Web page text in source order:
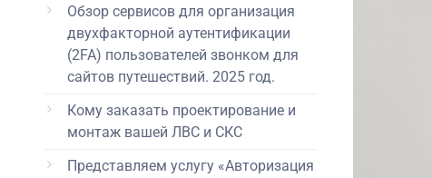
Обзор сервисов для организация
двухфакторной аутентификации
(2FA) пользователей звонком для
сайтов путешествий. 2025 год.
Кому заказать проектирование и
монтаж вашей ЛВС и СКС
Представляем услугу «Авторизация